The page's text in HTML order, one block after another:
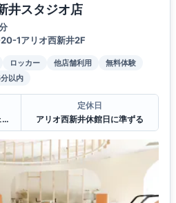
井スタジオ店
1アリオ西新井2F
ロッカー 他店舗利用
無料体験
以内
全日 10:00〜20:00(最終チェックイン19:30)
定休日
アリオ西新井休館日に準ずる